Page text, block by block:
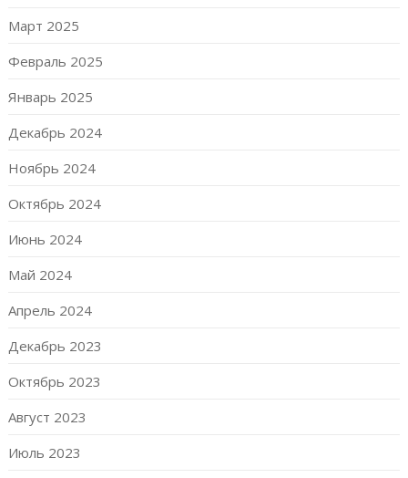
Март 2025
Февраль 2025
Январь 2025
Декабрь 2024
Ноябрь 2024
Октябрь 2024
Июнь 2024
Май 2024
Апрель 2024
Декабрь 2023
Октябрь 2023
Август 2023
Июль 2023